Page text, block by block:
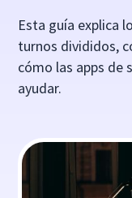
Esta guía explica
turnos divididos,
cómo las apps de
ayudar.